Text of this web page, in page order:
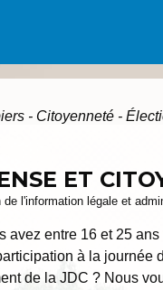
- Citoyenneté -
ET
l'information légale et
avez entre 16 et 25
à la journée
de la JDC ? Nous